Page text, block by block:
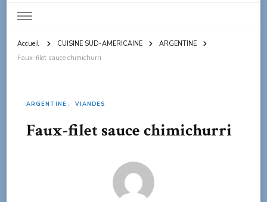
Accueil CUISINE SUD-AMERICAINE
ARGENTINE
Faux-filet sauce chimichurri
ARGENTINE VIANDES
Faux-filet sauce chimichurri